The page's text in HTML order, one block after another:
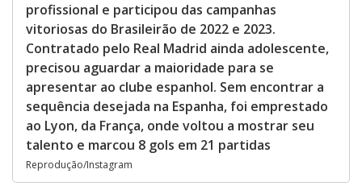
profissional e participou das campanhas
vitoriosas do Brasileirão de 2022 e 2023.
Contratado pelo Real Madrid ainda adolescente,
precisou aguardar a maioridade para se
apresentar ao clube espanhol. Sem encontrar a
sequência desejada na Espanha, foi emprestado
ao Lyon, da França, onde voltou a mostrar seu
talento e marcou 8 gols em 21 partidas
Reprodução/Instagram